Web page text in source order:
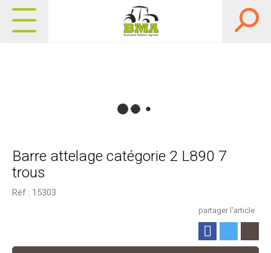
Barre attelage catégorie 2 L890 7
trous
Réf : 15303
partager l'article